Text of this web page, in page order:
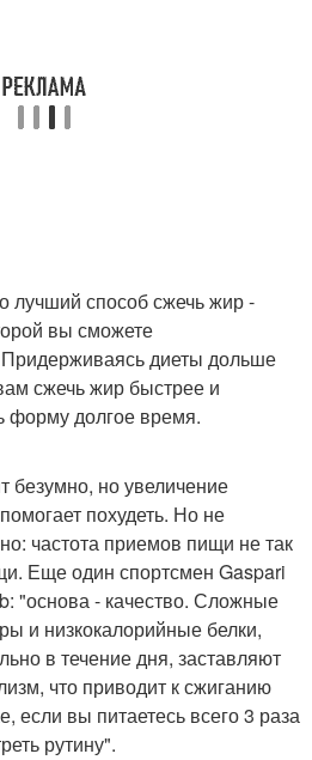
лучший способ сжечь жир -
вы сможете
диеты дольше
сжечь жир быстрее и
форму долгое время.
безумно, но увеличение
похудеть. Но не
частота приемов пищи не так
Еще один спортсмен Gaspari
"основа - качество. Сложные
и низкокалорийные белки,
в течение дня, заставляют
что приводит к сжиганию
если вы питаетесь всего 3 раза
рутину".